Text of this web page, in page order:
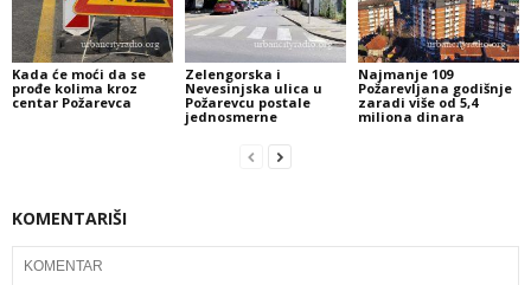
Kada će moći da se
prođe kolima kroz
centar Požarevca
Zelengorska i
Nevesinjska ulica u
Požarevcu postale
jednosmerne
Najmanje 109
Požarevljana godišnje
zaradi više od 5,4
miliona dinara
KOMENTARIŠI